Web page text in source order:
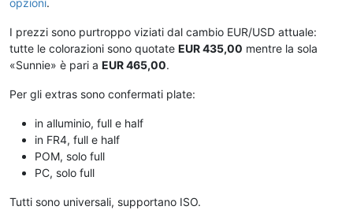
I prezzi sono purtroppo viziati dal cambio EUR/USD attuale:
tutte le colorazioni sono quotate EUR 435,00 mentre la sola
«Sunnie» è pari a EUR 465,00.
Per gli extras sono confermati plate:
in alluminio, full e half
in FR4, full e half
POM, solo full
PC, solo full
Tutti sono universali, supportano ISO.